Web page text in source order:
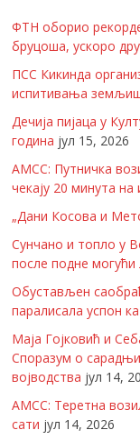
ФТН оборио
бруцоша, ускоро
ПСС Кикинда
испитивања
Дечија пијаца у
година јул 15, 2026
АМСС: Путничка
чекају 20 минута на
„Дани Косова и
Сунчано и топло у
после подне
Обустављен
паралисала успон
Маја Гојковић и
Споразум о
војводства јул 14,
АМСС: Теретна
сати јул 14, 2026